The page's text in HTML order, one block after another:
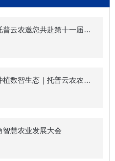
展会预告｜8.6-8.8昌吉，托普云农邀您共赴第十一届中国新疆种子展示交易会
解码可信数据空间，共筑种植数智生态｜托普云农农业（种植）可信数据空间生态共建倡议
智慧农业发展大会